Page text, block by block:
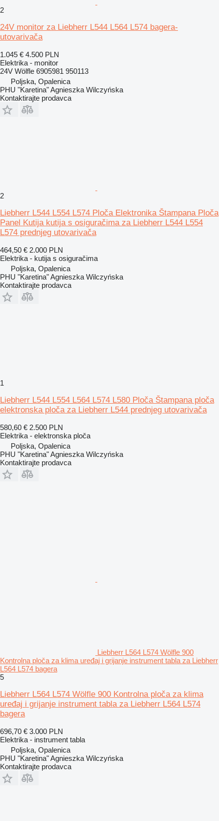
2
24V monitor za Liebherr L544 L564 L574 bagera-
utovarivača
1.045 € 4.500 PLN
Elektrika - monitor
24V Wölfle 6905981 950113
Poljska, Opalenica
PHU "Karetina" Agnieszka Wilczyńska
Kontaktirajte prodavca
2
Liebherr L544 L554 L574 Ploča Elektronika Štampana Ploča
Panel Kutija kutija s osiguračima za Liebherr L544 L554
L574 prednjeg utovarivača
464,50 € 2.000 PLN
Elektrika - kutija s osiguračima
Poljska, Opalenica
PHU "Karetina" Agnieszka Wilczyńska
Kontaktirajte prodavca
1
Liebherr L544 L554 L564 L574 L580 Ploča Štampana ploča
elektronska ploča za Liebherr L544 prednjeg utovarivača
580,60 € 2.500 PLN
Elektrika - elektronska ploča
Poljska, Opalenica
PHU "Karetina" Agnieszka Wilczyńska
Kontaktirajte prodavca
Liebherr L564 L574 Wölfle 900
Kontrolna ploča za klima uređaj i grijanje instrument tabla za Liebherr
L564 L574 bagera
5
Liebherr L564 L574 Wölfle 900 Kontrolna ploča za klima
uređaj i grijanje instrument tabla za Liebherr L564 L574
bagera
696,70 € 3.000 PLN
Elektrika - instrument tabla
Poljska, Opalenica
PHU "Karetina" Agnieszka Wilczyńska
Kontaktirajte prodavca